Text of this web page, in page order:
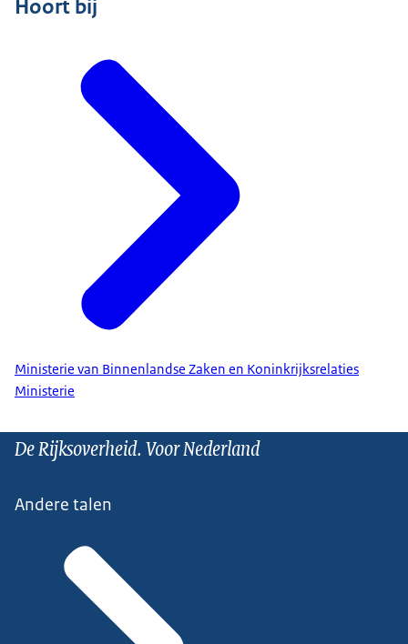
Hoort bij
Ministerie van Binnenlandse Zaken en Koninkrijksrelaties
Ministerie
De Rijksoverheid. Voor Nederland
Andere talen